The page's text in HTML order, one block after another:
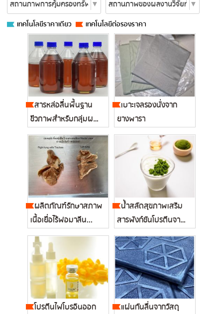
เทคโนโลยีราคาเดียว เทคโนโลยีต่อรองราคา
สารหล่อลื่นพื้นฐาน
ชีวภาพสำหรับกลุ่มผลิต
ภัณฑ์น...
เบาะเจลรองนั่งจาก
ยางพารา
ผลิตภัณฑ์รักษาสภาพ
เนื้อเยื่อไร้ฟอมาลีน...
น้ำสลัดสุขภาพเสริม
สารฟังก์ชันโปรตีนจากไข่
ผำ...
โปรตีนไฟโบรอินออก
แผ่นกันลื่นจากวัสดุ